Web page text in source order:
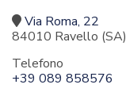
Via Roma, 22
84010 Ravello (SA)
Telefono
+39 089 858576